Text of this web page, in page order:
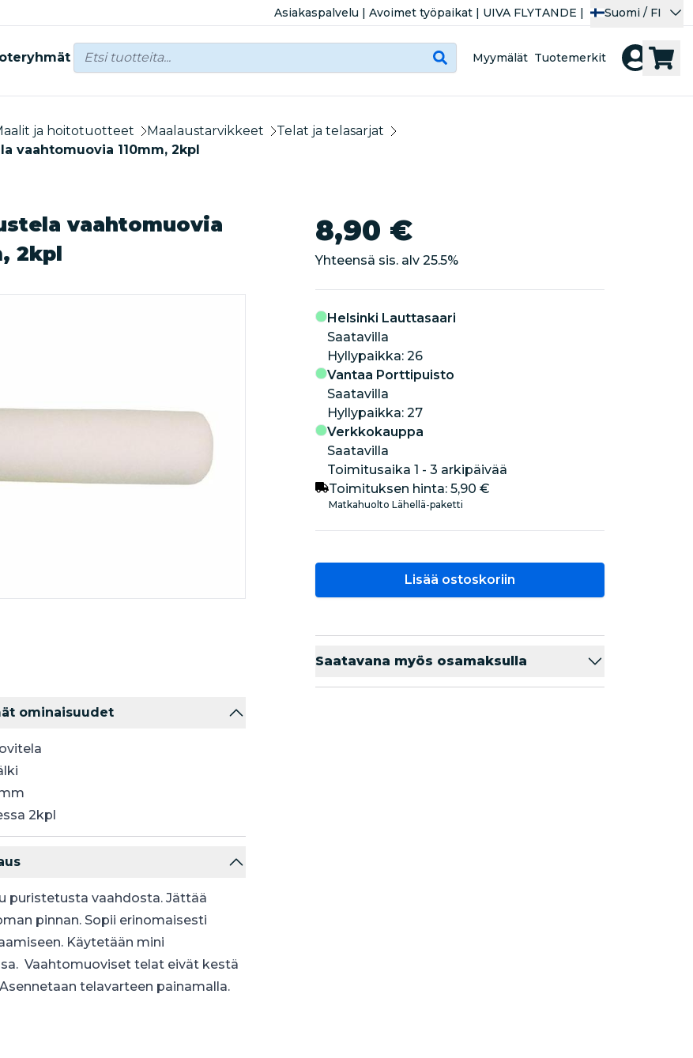
Asiakaspalvelu | Avoimet työpaikat | UIVA FLYTANDE | Suomi / FI
Myymälät Tuotemerkit
ja hoitotuotteet Maalaustarvikkeet
Telat ja telasarjat
vaahtomuovia 110mm, 2kpl
vaahtomuovia
2kpl
ominaisuudet
2kpl
puristetusta vaahdosta. Jättää
pinnan. Sopii erinomaisesti
Käytetään mini
Vaahtomuoviset telat eivät kestä
telavarteen painamalla.
8,90 €
Yhteensä sis. alv 25.5%
Helsinki Lauttasaari
Saatavilla
hyllypaikka: 26
Vantaa Porttipuisto
Saatavilla
hyllypaikka: 27
Verkkokauppa
Saatavilla
Toimitusaika 1 - 3 arkipäivää
Toimituksen hinta: 5,90 €
Matkahuolto Lähellä-paketti
Lisää ostoskoriin
Saatavana myös osamaksulla